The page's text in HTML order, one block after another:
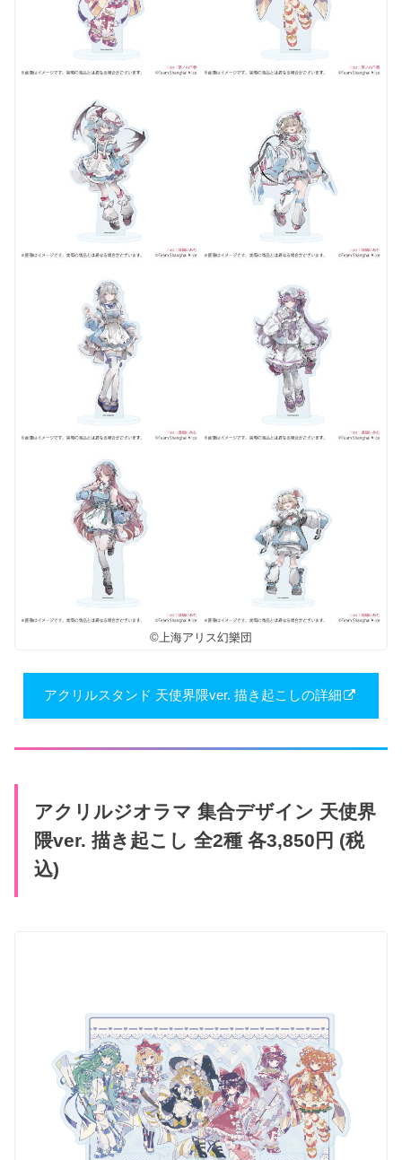
©上海アリス幻樂団
アクリルスタンド 天使界隈ver. 描き​起こしの詳細
アクリルジオラマ 集合デザイン 天使界
隈ver. 描き​起こし 全2種 各3,850円 (税
込)